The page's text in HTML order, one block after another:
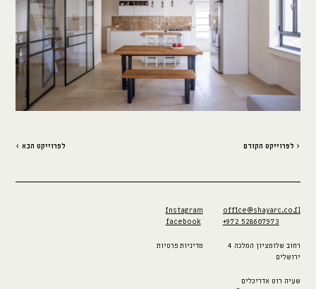
‹ לפרוייקט הקודם לפרוייקט הבא ›
office@shayarc.co.il
+972 528607973
רחוב שלומציון המלכה 4
ירושלים
instagram
facebook
מדיניות פרטיות
שעיה רוט אדריכלים